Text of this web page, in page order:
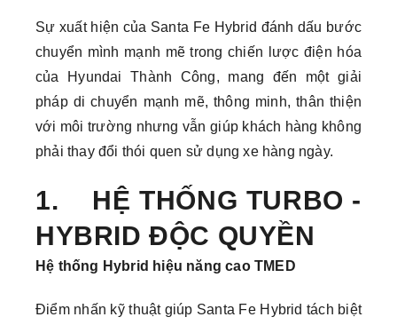
Sự xuất hiện của Santa Fe Hybrid đánh dấu bước
chuyển mình mạnh mẽ trong chiến lược điện hóa
của Hyundai Thành Công, mang đến một giải
pháp di chuyển mạnh mẽ, thông minh, thân thiện
với môi trường nhưng vẫn giúp khách hàng không
phải thay đổi thói quen sử dụng xe hàng ngày.
1. HỆ THỐNG TURBO -
HYBRID ĐỘC QUYỀN
Hệ thống Hybrid hiệu năng cao TMED
Điểm nhấn kỹ thuật giúp Santa Fe Hybrid tách biệt